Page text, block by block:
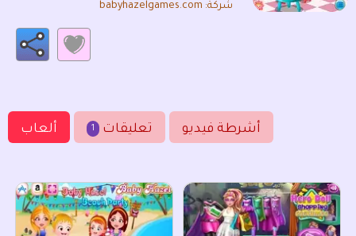
شركة: babyhazelgames.com
ألعاب 1 تعليقات أشرطة فيديو